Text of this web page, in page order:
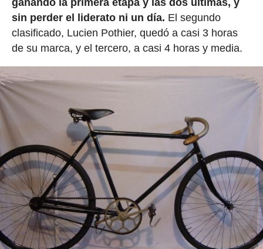
sin perder el liderato ni un día. El segundo
clasificado, Lucien Pothier, quedó a casi 3 horas
de su marca, y el tercero, a casi 4 horas y media.